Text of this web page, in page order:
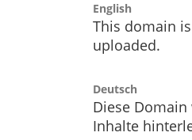
English
This domain
uploaded.
Deutsch
Diese
Inhalte